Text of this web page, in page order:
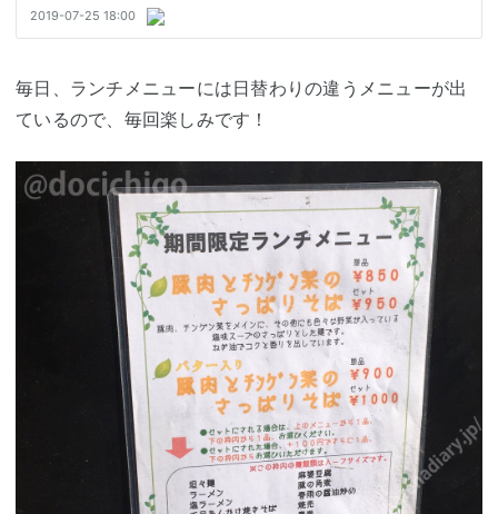
毎日、ランチメニューには日替わりの違うメニューが出
ているので、毎回楽しみです！